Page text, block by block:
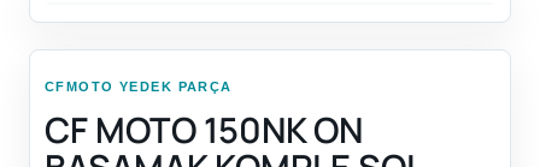
CFMOTO YEDEK PARÇA
CF MOTO 150NK ON